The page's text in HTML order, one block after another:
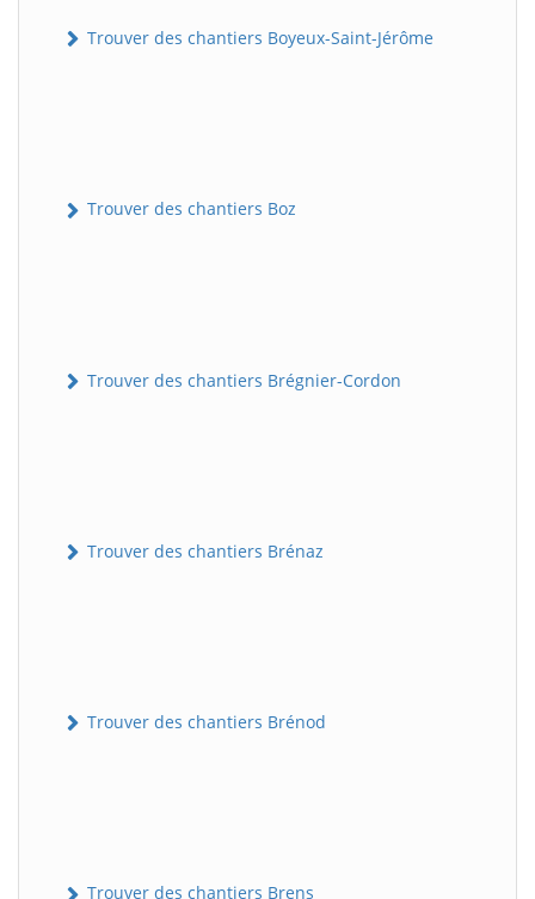
Trouver des chantiers Boyeux-Saint-Jérôme
Trouver des chantiers Boz
Trouver des chantiers Brégnier-Cordon
Trouver des chantiers Brénaz
Trouver des chantiers Brénod
Trouver des chantiers Brens